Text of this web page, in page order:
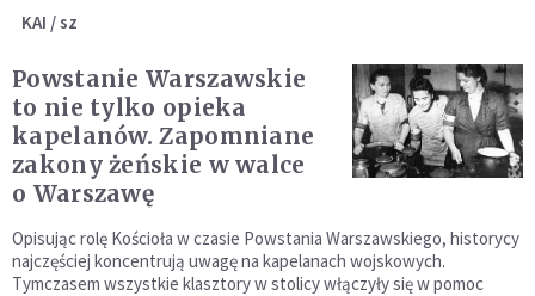
KAI / sz
Powstanie Warszawskie
to nie tylko opieka
kapelanów. Zapomniane
zakony żeńskie w walce
o Warszawę
Opisując rolę Kościoła w czasie Powstania Warszawskiego, historycy
najczęściej koncentrują uwagę na kapelanach wojskowych.
Tymczasem wszystkie klasztory w stolicy włączyły się w pomoc